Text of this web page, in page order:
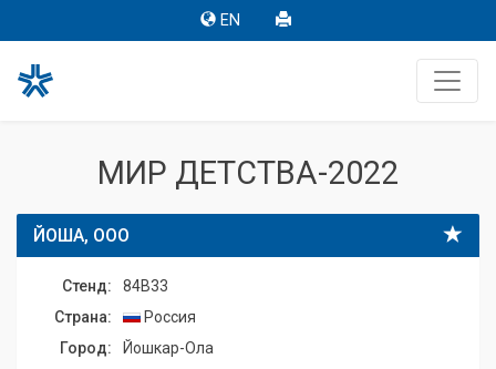
EN
МИР ДЕТСТВА-2022
ЙОША, ООО
Стенд:
84B33
Страна:
Россия
Город:
Йошкар-Ола